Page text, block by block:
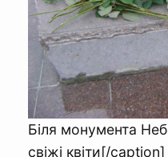
Біля монумента
свіжі квіти[/caption]